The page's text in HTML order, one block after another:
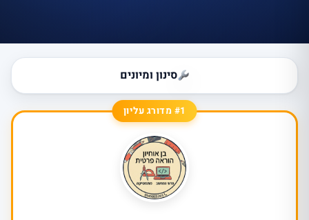
סינון ומיונים
#1 מדורג עליון